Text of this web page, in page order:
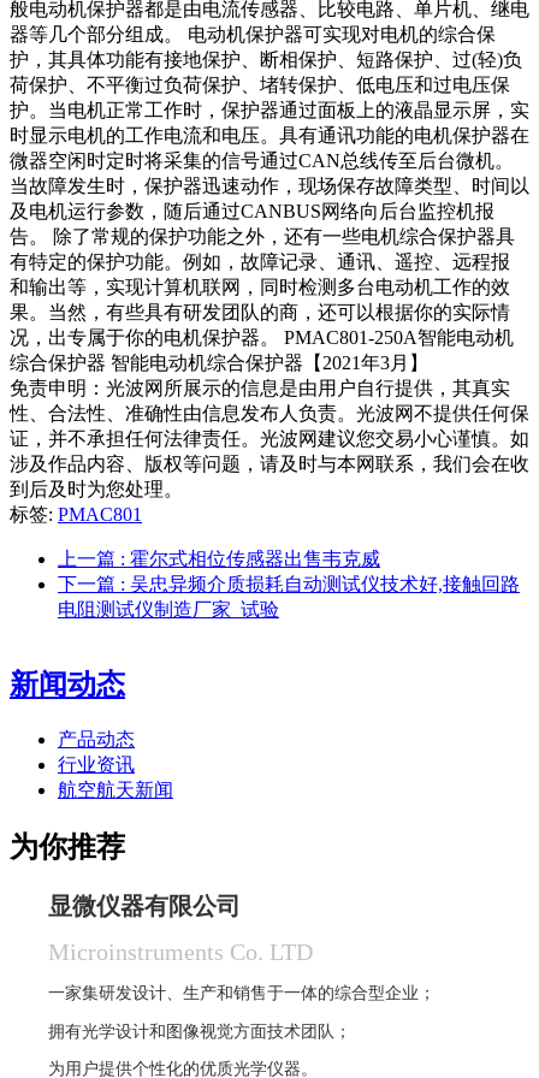
般电动机保护器都是由电流传感器、比较电路、单片机、继电
器等几个部分组成。 电动机保护器可实现对电机的综合保
护，其具体功能有接地保护、断相保护、短路保护、过(轻)负
荷保护、不平衡过负荷保护、堵转保护、低电压和过电压保
护。当电机正常工作时，保护器通过面板上的液晶显示屏，实
时显示电机的工作电流和电压。具有通讯功能的电机保护器在
微器空闲时定时将采集的信号通过CAN总线传至后台微机。
当故障发生时，保护器迅速动作，现场保存故障类型、时间以
及电机运行参数，随后通过CANBUS网络向后台监控机报
告。 除了常规的保护功能之外，还有一些电机综合保护器具
有特定的保护功能。例如，故障记录、通讯、遥控、远程报
和输出等，实现计算机联网，同时检测多台电动机工作的效
果。当然，有些具有研发团队的商，还可以根据你的实际情
况，出专属于你的电机保护器。 PMAC801-250A智能电动机
综合保护器 智能电动机综合保护器【2021年3月】
免责申明：光波网所展示的信息是由用户自行提供，其真实
性、合法性、准确性由信息发布人负责。光波网不提供任何保
证，并不承担任何法律责任。光波网建议您交易小心谨慎。如
涉及作品内容、版权等问题，请及时与本网联系，我们会在收
到后及时为您处理。
标签: PMAC801
上一篇 : 霍尔式相位传感器出售韦克威
下一篇 : 吴忠异频介质损耗自动测试仪技术好,接触回路
电阻测试仪制造厂家_试验
新闻动态
产品动态
行业资讯
航空航天新闻
为你推荐
显微仪器有限公司
Microinstruments Co. LTD
一家集研发设计、生产和销售于一体的综合型企业；
拥有光学设计和图像视觉方面技术团队；
为用户提供个性化的优质光学仪器。